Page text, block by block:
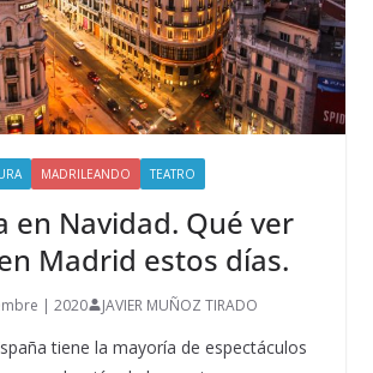
MADRILEANDO TEATRO
en Navidad. Qué ver
Madrid estos días.
| 2020 JAVIER MUÑOZ TIRADO
tiene la mayoría de espectáculos